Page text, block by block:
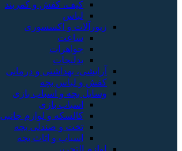
کیف، کفش و کمربند
لباس
زیورآلات و اکسسوری
ساعت
جواهرات
بدلیجات
آرایشی، بهداشتی و درمانی
کفش و لباس بچه
وسایل بچه و اسباب بازی
اسباب بازی
کالسکه و لوازم جانبی
تخت و صندلی بچه
اسباب و اثاث بچه